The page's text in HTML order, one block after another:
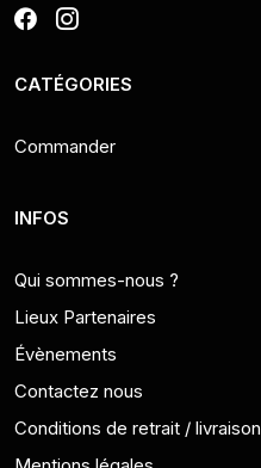
CATÉGORIES
Commander
INFOS
Qui sommes-nous ?
Lieux Partenaires
Évènements
Contactez nous
Conditions de retrait / livraison